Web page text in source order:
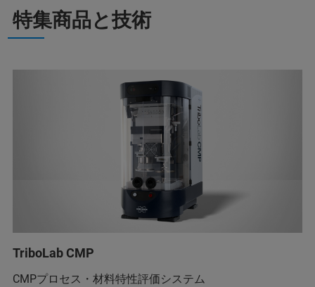
特集商品と技術
TriboLab CMP
CMPプロセス・材料特性評価システム